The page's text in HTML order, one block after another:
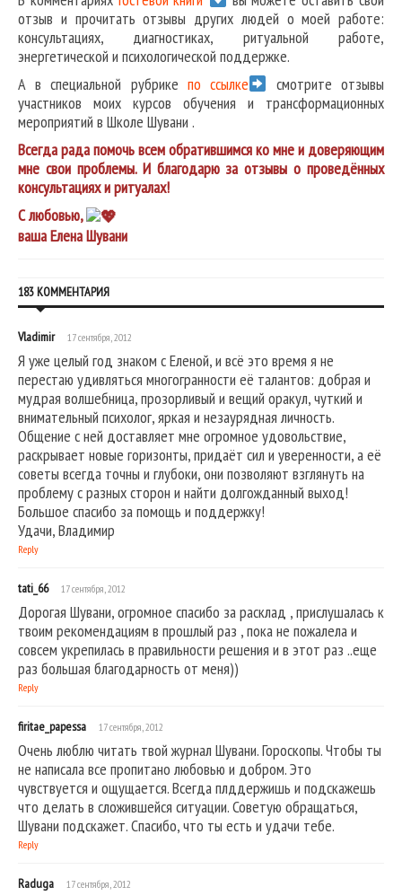
отзыв и прочитать отзывы других людей о моей работе:
консультациях, диагностиках, ритуальной работе,
энергетической и психологической поддержке.
А в специальной рубрике по ссылке
смотрите отзывы
участников моих курсов обучения и трансформационных
мероприятий в Школе Шувани .
Всегда рада помочь всем обратившимся ко мне и доверяющим
мне свои проблемы. И благодарю за отзывы о проведённых
консультациях и ритуалах!
С любовью,
ваша Елена Шувани
183 КОММЕНТАРИЯ
Vladimir 17 сентября, 2012
Я уже целый год знаком с Еленой, и всё это время я не
перестаю удивляться многогранности её талантов: добрая и
мудрая волшебница, прозорливый и вещий оракул, чуткий и
внимательный психолог, яркая и незаурядная личность.
Общение с ней доставляет мне огромное удовольствие,
раскрывает новые горизонты, придаёт сил и уверенности, а её
советы всегда точны и глубоки, они позволяют взглянуть на
проблему с разных сторон и найти долгожданный выход!
Большое спасибо за помощь и поддержку!
Удачи, Владимир
Reply
tati_66 17 сентября, 2012
Дорогая Шувани, огромное спасибо за расклад , прислушалась к
твоим рекомендациям в прошлый раз , пока не пожалела и
совсем укрепилась в правильности решения и в этот раз ..еще
раз большая благодарность от меня))
Reply
firitae_papessa 17 сентября, 2012
Очень люблю читать твой журнал Шувани. Гороскопы. Чтобы ты
не написала все пропитано любовью и добром. Это
чувствуется и ощущается. Всегда плддержишь и подскажешь
что делать в сложившейся ситуации. Советую обращаться,
Шувани подскажет. Спасибо, что ты есть и удачи тебе.
Reply
Raduga 17 сентября, 2012